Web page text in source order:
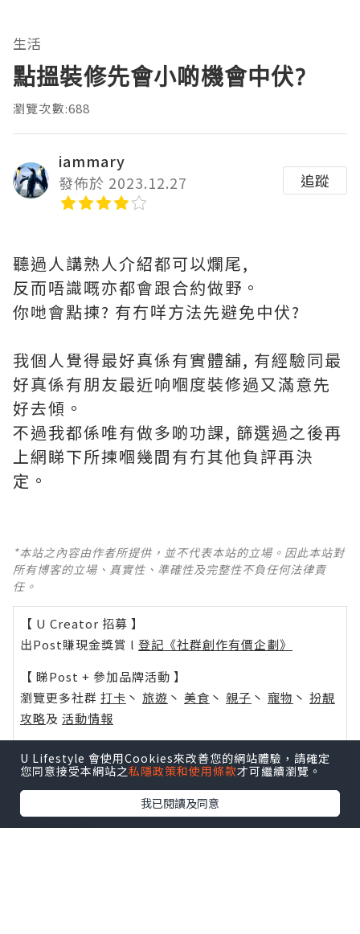
生活
點搵裝修先會小啲機會中伏?
瀏覽次數:688
iammary
發佈於 2023.12.27
追蹤
聽過人講熟人介紹都可以爛尾,
反而唔識嘅亦都會跟合約做野。
你哋會點揀? 有冇咩方法先避免中伏?
我個人覺得最好真係有實體舖, 有經驗同最
好真係有朋友最近响嗰度裝修過又滿意先
好去傾。
不過我都係唯有做多啲功課, 篩選過之後再
上網睇下所揀嗰幾間有冇其他負評再決
定。
*本站之內容由作者所提供，並不代表本站的立場。因此本站對
所有博客的立場、真實性、準確性及完整性不負任何法律責
任。
【 U Creator 招募 】
出Post賺現金獎賞 l 登記《社群創作有價企劃》
【 睇Post + 參加品牌活動 】
瀏覽更多社群 打卡 丶 旅遊 丶 美食 丶 親子 丶 寵物 丶 扮靚
攻略及 活動情報
U Blog開咗WhatsApp啦！發掘更多吃喝玩樂資訊！
Follow 我哋！
相關話題
U Lifestyle 會使用Cookies來改善您的網站體驗，請確定
您同意接受本網站之私隱政策和使用條款才可繼續瀏覽。
我已閱讀及同意